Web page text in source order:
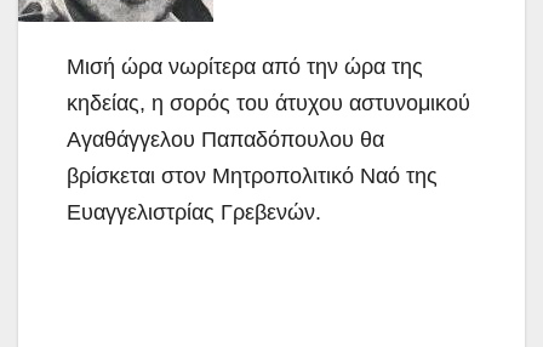
Μισή ώρα νωρίτερα από την ώρα της
κηδείας, η σορός του άτυχου αστυνομικού
Αγαθάγγελου Παπαδόπουλου θα
βρίσκεται στον Μητροπολιτικό Ναό της
Ευαγγελιστρίας Γρεβενών.